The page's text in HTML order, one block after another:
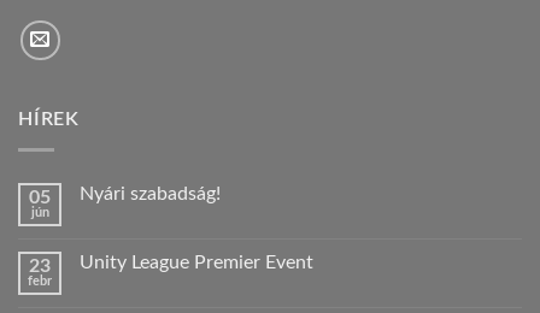
HÍREK
05
jún
Nyári szabadság!
Nyári
23
febr
Unity League Premier Event